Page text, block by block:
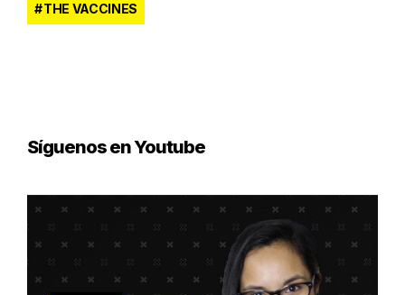
THE VACCINES
Síguenos en Youtube